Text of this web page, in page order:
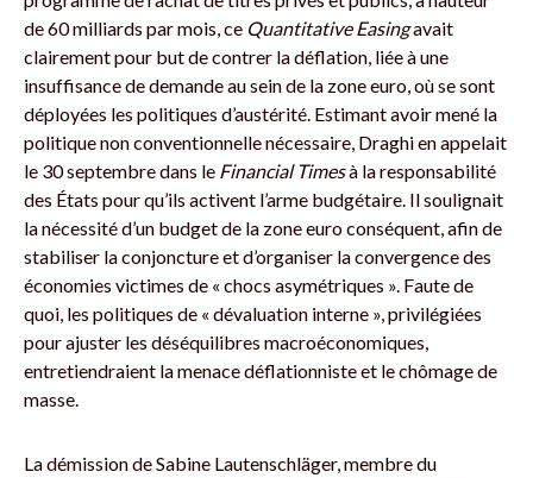
de 60 milliards par mois, ce Quantitative Easingavait
clairement pour but de contrer la déflation, liée à une
insuffisance de demande au sein de la zone euro, où se sont
déployées les politiques d’austérité. Estimant avoir mené la
politique non conventionnelle nécessaire, Draghi en appelait
le 30 septembre dans le Financial Timesà la responsabilité
des États pour qu’ils activent l’arme budgétaire. Il soulignait
la nécessité d’un budget de la zone euro conséquent, afin de
stabiliser la conjoncture et d’organiser la convergence des
économies victimes de « chocs asymétriques ». Faute de
quoi, les politiques de « dévaluation interne », privilégiées
pour ajuster les déséquilibres macroéconomiques,
entretiendraient la menace déflationniste et le chômage de
masse.
La démission de Sabine Lautenschläger, membre du